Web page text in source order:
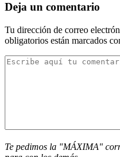
Deja un comentario
Tu dirección de correo
obligatorios están marcados
Te pedimos la "MÁXIMA"